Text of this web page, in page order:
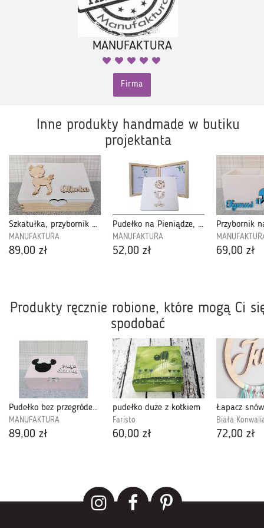
MANUFAKTURA
Firma
Inne produkty handmade w butiku
projektanta
Szkatułka, przybornik 3 komorowy dla dziewczynki - 3P03
MANUFAKTURA
89,00 zł
Pudełko na Pieniądze, Pierwsza Komunia Święta-PPK31
MANUFAKTURA
52,00 zł 69,00 zł
Produkty ręcznie robione, które mogą Ci
spodobać
Pudełko bez przegródek- Myszka Minnie - Mm08
MANUFAKTURA
89,00 zł
pudełko duże z kotkiem
Faristo
60,00 zł
Łapacz
Biała
72,00 zł